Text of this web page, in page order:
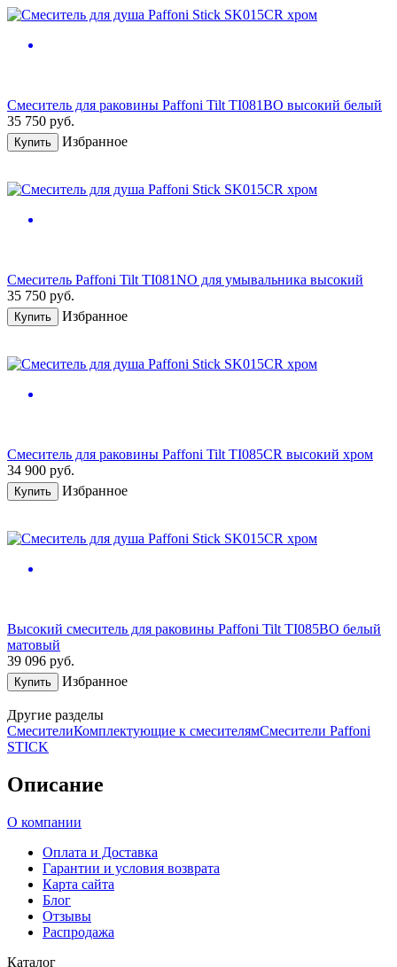
Смеситель для раковины Paffoni Tilt TI081BO высокий белый
35 750 руб.
Купить Избранное
Смеситель Paffoni Tilt TI081NO для умывальника высокий
35 750 руб.
Купить Избранное
Смеситель для раковины Paffoni Tilt TI085CR высокий хром
34 900 руб.
Купить Избранное
Высокий смеситель для раковины Paffoni Tilt TI085BO белый
матовый
39 096 руб.
Купить Избранное
Другие разделы
СмесителиКомплектующие к смесителямСмесители Paffoni
STICK
Описание
О компании
Оплата и Доставка
Гарантии и условия возврата
Карта сайта
Блог
Отзывы
Распродажа
Каталог